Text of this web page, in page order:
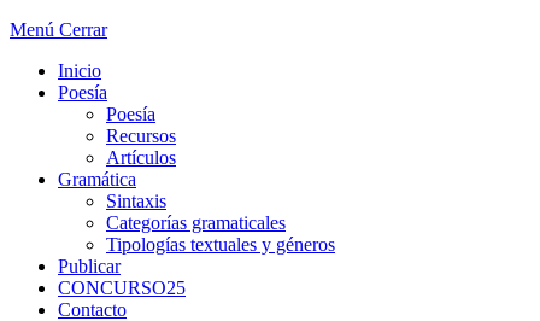
Menú Cerrar
Inicio
Poesía
Poesía
Recursos
Artículos
Gramática
Sintaxis
Categorías gramaticales
Tipologías textuales y géneros
Publicar
CONCURSO25
Contacto